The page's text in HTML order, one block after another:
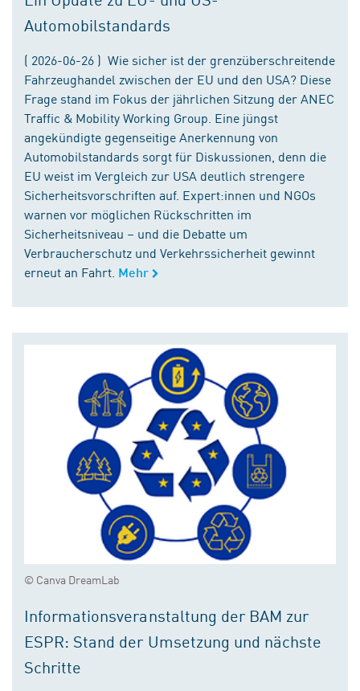
Automobilstandards
( 2026-06-26 ) Wie sicher ist der grenzüberschreitende
Fahrzeughandel zwischen der EU und den USA? Diese
Frage stand im Fokus der jährlichen Sitzung der ANEC
Traffic & Mobility Working Group. Eine jüngst
angekündigte gegenseitige Anerkennung von
Automobilstandards sorgt für Diskussionen, denn die
EU weist im Vergleich zur USA deutlich strengere
Sicherheitsvorschriften auf. Expert:innen und NGOs
warnen vor möglichen Rückschritten im
Sicherheitsniveau – und die Debatte um
Verbraucherschutz und Verkehrssicherheit gewinnt
erneut an Fahrt. Mehr
© Canva DreamLab
Informationsveranstaltung der BAM zur
ESPR: Stand der Umsetzung und nächste
Schritte